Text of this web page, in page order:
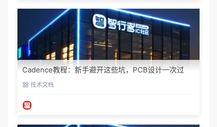
Cadence教程：新手避开这些坑，PCB设计一次过
技术文档